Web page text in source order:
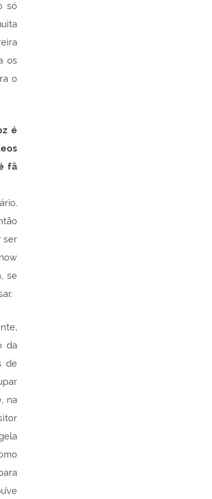
só
os
o
é
fã
ser
se
da
de
na